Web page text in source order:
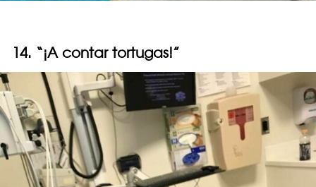
14. “¡A contar tortugas!”